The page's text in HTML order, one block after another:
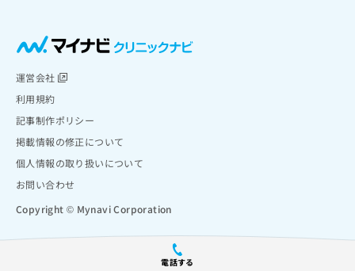
電話する
運営会社
利用規約
記事制作ポリシー
掲載情報の修正について
個人情報の取り扱いについて
お問い合わせ
Copyright © Mynavi Corporation